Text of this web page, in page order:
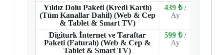
Yıldız Dolu Paketi (Kredi Kartlı)
(Tüm Kanallar Dahil) (Web & Cep
& Tablet & Smart TV)
439 ₺ /
Ay
Digiturk İnternet ve Taraftar
Paketi (Faturalı) (Web & Cep &
Tablet & Smart TV)
599 ₺ /
Ay